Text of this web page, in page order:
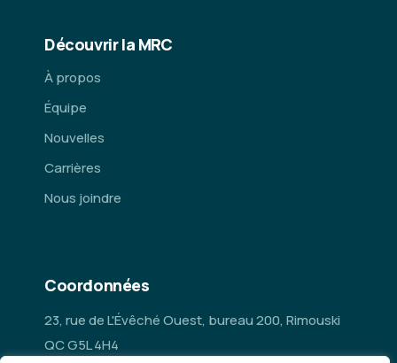
Découvrir la MRC
À propos
Équipe
Nouvelles
Carrières
Nous joindre
Coordonnées
23, rue de L'Évêché Ouest, bureau 200, Rimouski
QC G5L 4H4